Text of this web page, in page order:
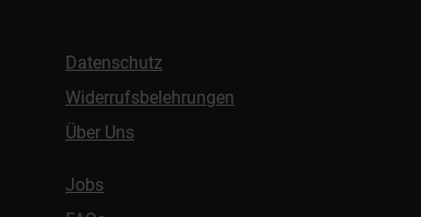
Datenschutz
Widerrufsbelehrungen
Über Uns
Jobs